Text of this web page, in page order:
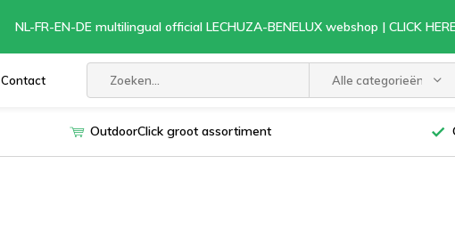
Contact Alle categorieën
NL-FR-EN-DE multilingual official LECHUZA-BENELUX webshop | CLICK
OutdoorClick groot assortiment